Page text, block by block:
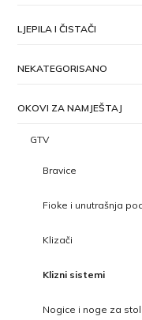
LJEPILA I ČISTAČI
NEKATEGORISANO
OKOVI ZA NAMJEŠTAJ
GTV
Bravice
Fioke i unutrašnja
Klizači
Klizni sistemi
Nogice i noge za